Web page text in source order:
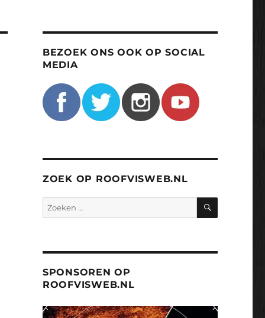
BEZOEK ONS OOK OP SOCIAL
MEDIA
ZOEK OP ROOFVISWEB.NL
Zoeken
naar:
ZOEKEN
SPONSOREN OP
ROOFVISWEB.NL